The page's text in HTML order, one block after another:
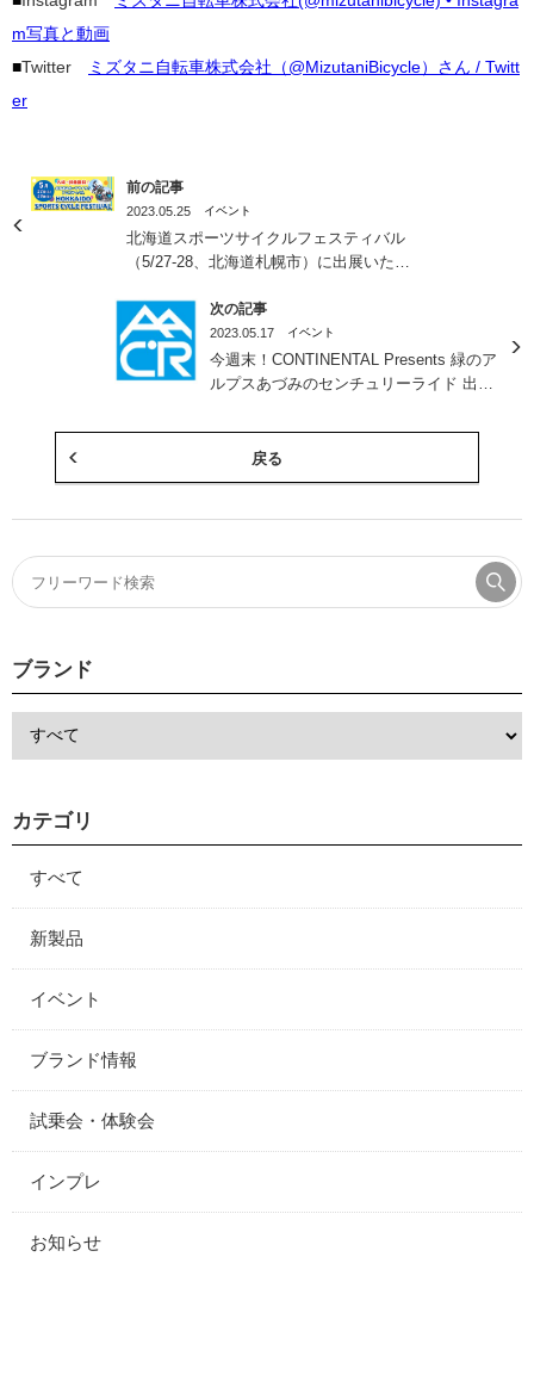
m写真と動画
■Twitter
ミズタニ自転車株式会社（@MizutaniBicycle）さん / Twitt
er
前の記事
2023.05.25 イベント
北海道スポーツサイクルフェスティバル
（5/27-28、北海道札幌市）に出展いたし
次の記事
2023.05.17 イベント
今週末！CONTINENTAL Presents 緑のア
ルプスあづみのセンチュリーライド 出
戻る
ブランド
カテゴリ
すべて
新製品
イベント
ブランド情報
試乗会・体験会
インプレ
お知らせ